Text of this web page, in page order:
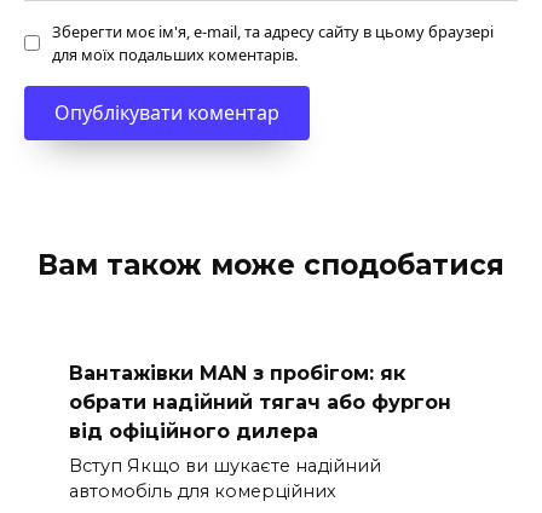
Зберегти моє ім'я, e-mail, та адресу сайту в цьому браузері
для моїх подальших коментарів.
Вам також може сподобатися
Вантажівки MAN з пробігом: як
обрати надійний тягач або фургон
від офіційного дилера
Вступ Якщо ви шукаєте надійний
автомобіль для комерційних